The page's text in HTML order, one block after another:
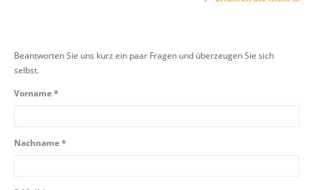
Beantworten Sie uns kurz ein paar Fragen und überzeugen Sie sich
selbst.
Vorname *
Nachname *